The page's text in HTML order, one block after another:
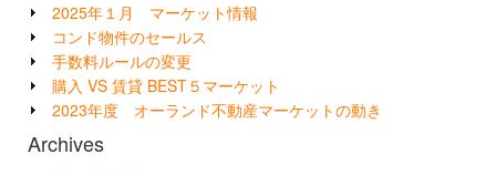
2025年１月 マーケット情報
コンド物件のセールス
手数料ルールの変更
購入 VS 賃貸 BEST５マーケット
2023年度 オーランド不動産マーケットの動き
Archives